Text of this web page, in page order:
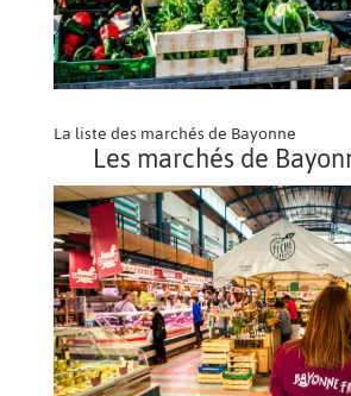
La liste des marchés de Bayonne
Les marchés de